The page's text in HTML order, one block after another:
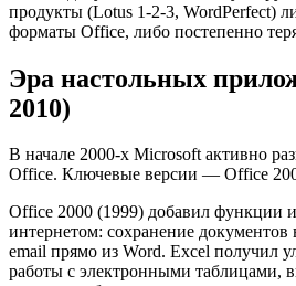
продукты (Lotus 1-2-3, WordPerfect)
форматы Office, либо постепенно
Эра настольных
2010)
В начале 2000-х Microsoft активно
Office. Ключевые версии — Office
Office 2000 (1999) добавил функции
интернетом: сохранение документов
email прямо из Word. Excel получил
работы с электронными таблицами,